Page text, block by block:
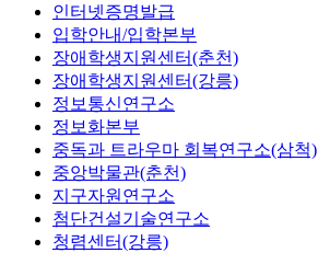
인터넷증명발급
입학안내/입학본부
장애학생지원센터(춘천)
장애학생지원센터(강릉)
정보통신연구소
정보화본부
중독과 트라우마 회복연구소(삼척)
중앙박물관(춘천)
지구자원연구소
첨단건설기술연구소
청렴센터(강릉)